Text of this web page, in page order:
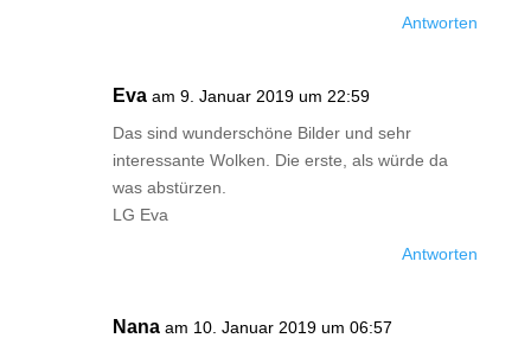
Antworten
Eva am 9. Januar 2019 um 22:59
Das sind wunderschöne Bilder und sehr
interessante Wolken. Die erste, als würde da
was abstürzen.
LG Eva
Antworten
Nana am 10. Januar 2019 um 06:57